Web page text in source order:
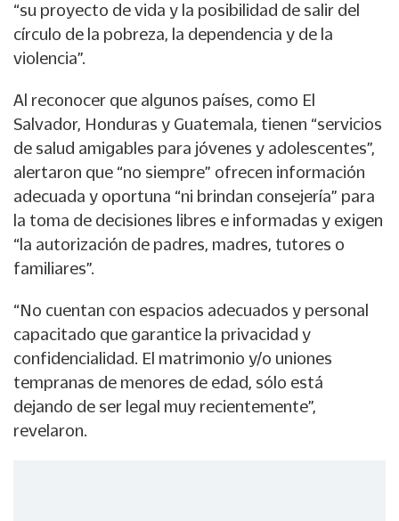
“su proyecto de vida y la posibilidad de salir del
círculo de la pobreza, la dependencia y de la
violencia”.
Al reconocer que algunos países, como El
Salvador, Honduras y Guatemala, tienen “servicios
de salud amigables para jóvenes y adolescentes”,
alertaron que “no siempre” ofrecen información
adecuada y oportuna “ni brindan consejería” para
la toma de decisiones libres e informadas y exigen
“la autorización de padres, madres, tutores o
familiares”.
“No cuentan con espacios adecuados y personal
capacitado que garantice la privacidad y
confidencialidad. El matrimonio y/o uniones
tempranas de menores de edad, sólo está
dejando de ser legal muy recientemente”,
revelaron.